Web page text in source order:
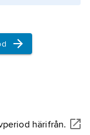
härifrån.